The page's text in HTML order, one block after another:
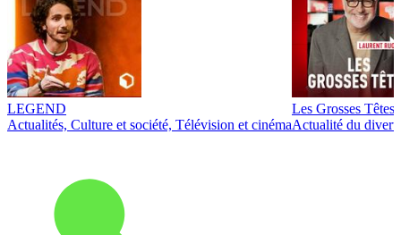
LEGEND
Actualités, Culture et société, Télévision et cinéma
Les Grosses Têtes
Actualité du